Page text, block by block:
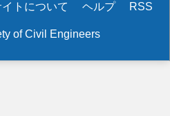
イトについて ヘルプ RSS
of Civil Engineers